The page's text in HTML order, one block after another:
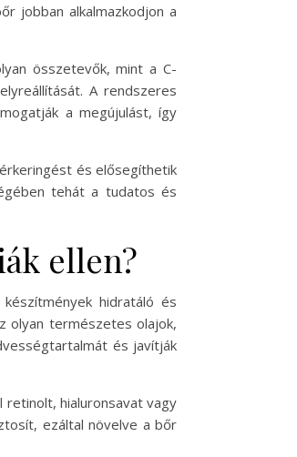
jobban alkalmazkodjon a
összetevők, mint a C-
A rendszeres
a megújulást, így
és elősegíthetik
tehát a tudatos és
ellen?
hidratáló és
olyan természetes olajok,
és javítják
retinolt, hialuronsavat vagy
ezáltal növelve a bőr